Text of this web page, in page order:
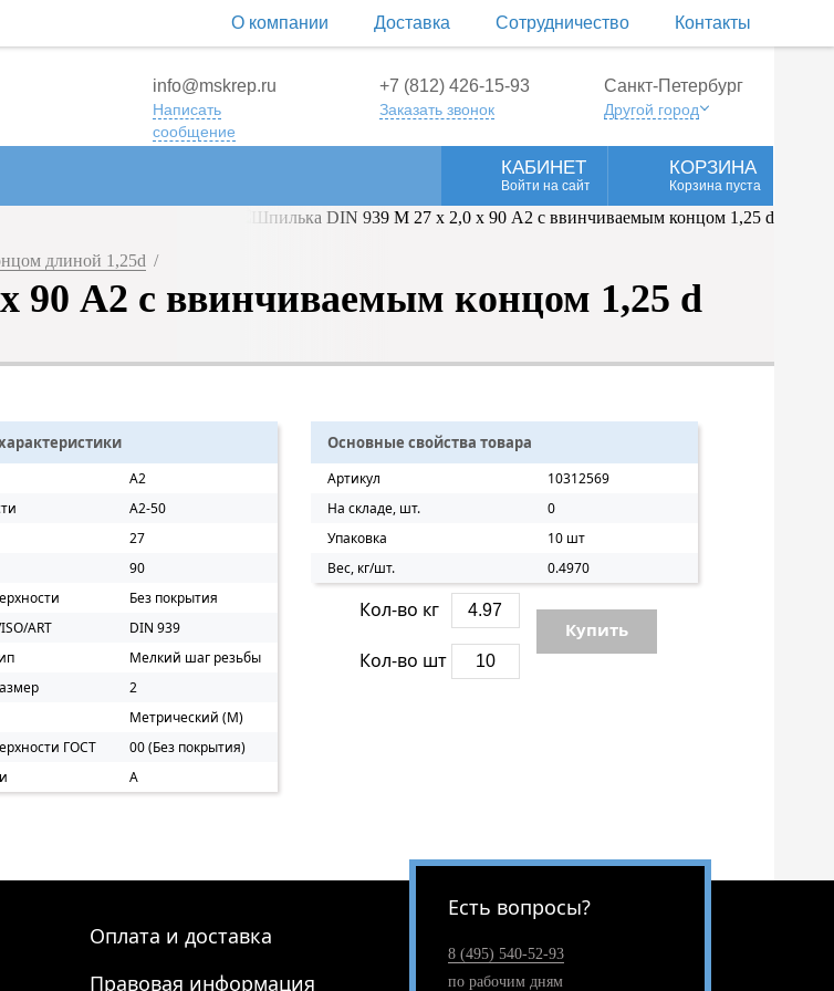
О компании Доставка Сотрудничество Контакты
info@mskrep.ru
Написать
сообщение
+7 (812) 426-15-93
Заказать звонок
Санкт-Петербург
Другой город
КАБИНЕТ
Войти на сайт
КОРЗИНА
Корзина пуста
длиной 1,25d /
90 А2 с ввинчиваемым концом 1,25 d
A2
A2-50
27
90
Без покрытия
ART
DIN 939
Мелкий шаг резьбы
2
Метрический (M)
ГОСТ
00 (Без покрытия)
A
Основные свойства товара
Артикул
10312569
На складе, шт.
0
Упаковка
10 шт
Вес, кг/шт.
0.4970
Кол-во кг
Кол-во шт
Купить
Оплата и доставка
Правовая информация
Есть вопросы?
8 (495) 540-52-93
по рабочим дням